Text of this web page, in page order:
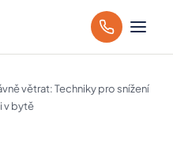
větrat: Techniky pro snížení
v bytě